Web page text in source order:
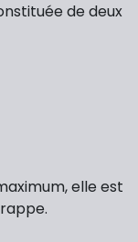
de deux
elle est